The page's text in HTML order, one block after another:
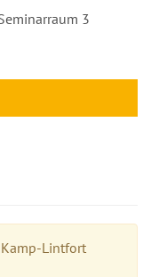
3
Lintfort